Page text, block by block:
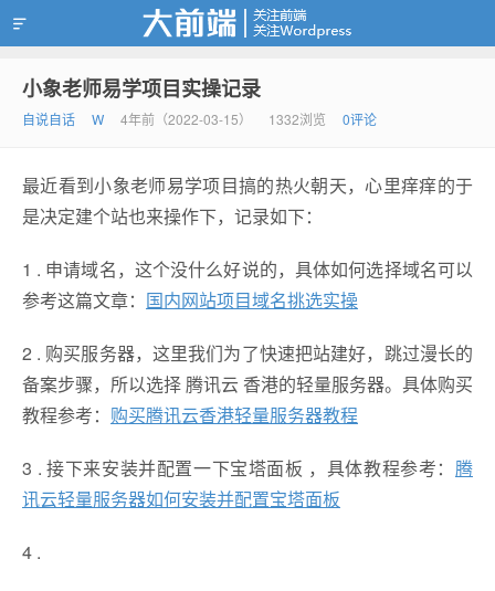
靠谱赚钱
小象老师易学项目实操记录
自说自话 W 4年前（2022-03-15） 1332浏览 0评论
最近看到小象老师易学项目搞的热火朝天，心里痒痒的于
是决定建个站也来操作下，记录如下：
1 . 申请域名，这个没什么好说的，具体如何选择域名可以
参考这篇文章： 国内网站项目域名挑选实操
2 . 购买服务器，这里我们为了快速把站建好，跳过漫长的
备案步骤，所以选择 腾讯云 香港的轻量服务器。具体购买
教程参考： 购买腾讯云香港轻量服务器教程
3 . 接下来安装并配置一下宝塔面板 ，具体教程参考： 腾
讯云轻量服务器如何安装并配置宝塔面板
4 .